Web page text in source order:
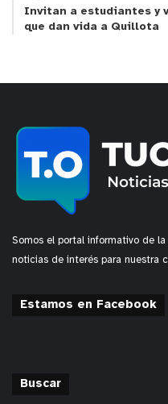
Invitan a estudiantes y
que dan vida a Quillota
Somos el portal informativo de
noticias de interés para nuestra
Estamos en Facebook
Buscar